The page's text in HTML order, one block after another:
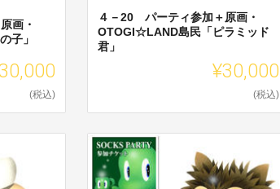
画・
子」
(税込)
４－20 パーティ参加＋原画・
OTOGI☆LAND島民「ピラミッド
君」
¥30,000
(税込)